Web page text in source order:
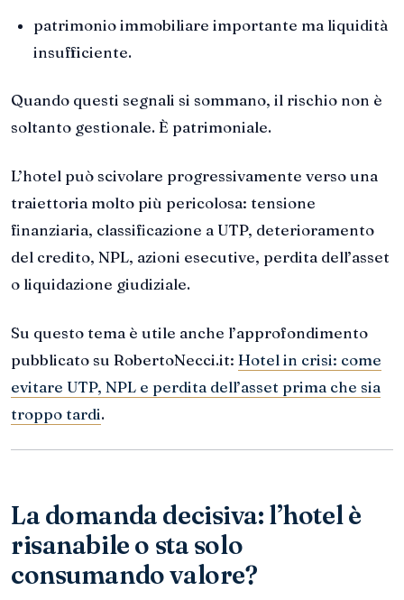
patrimonio immobiliare importante ma liquidità
insufficiente.
Quando questi segnali si sommano, il rischio non è
soltanto gestionale. È patrimoniale.
L’hotel può scivolare progressivamente verso una
traiettoria molto più pericolosa: tensione
finanziaria, classificazione a UTP, deterioramento
del credito, NPL, azioni esecutive, perdita dell’asset
o liquidazione giudiziale.
Su questo tema è utile anche l’approfondimento
pubblicato su RobertoNecci.it: Hotel in crisi: come
evitare UTP, NPL e perdita dell’asset prima che sia
troppo tardi.
La domanda decisiva: l’hotel è
risanabile o sta solo
consumando valore?